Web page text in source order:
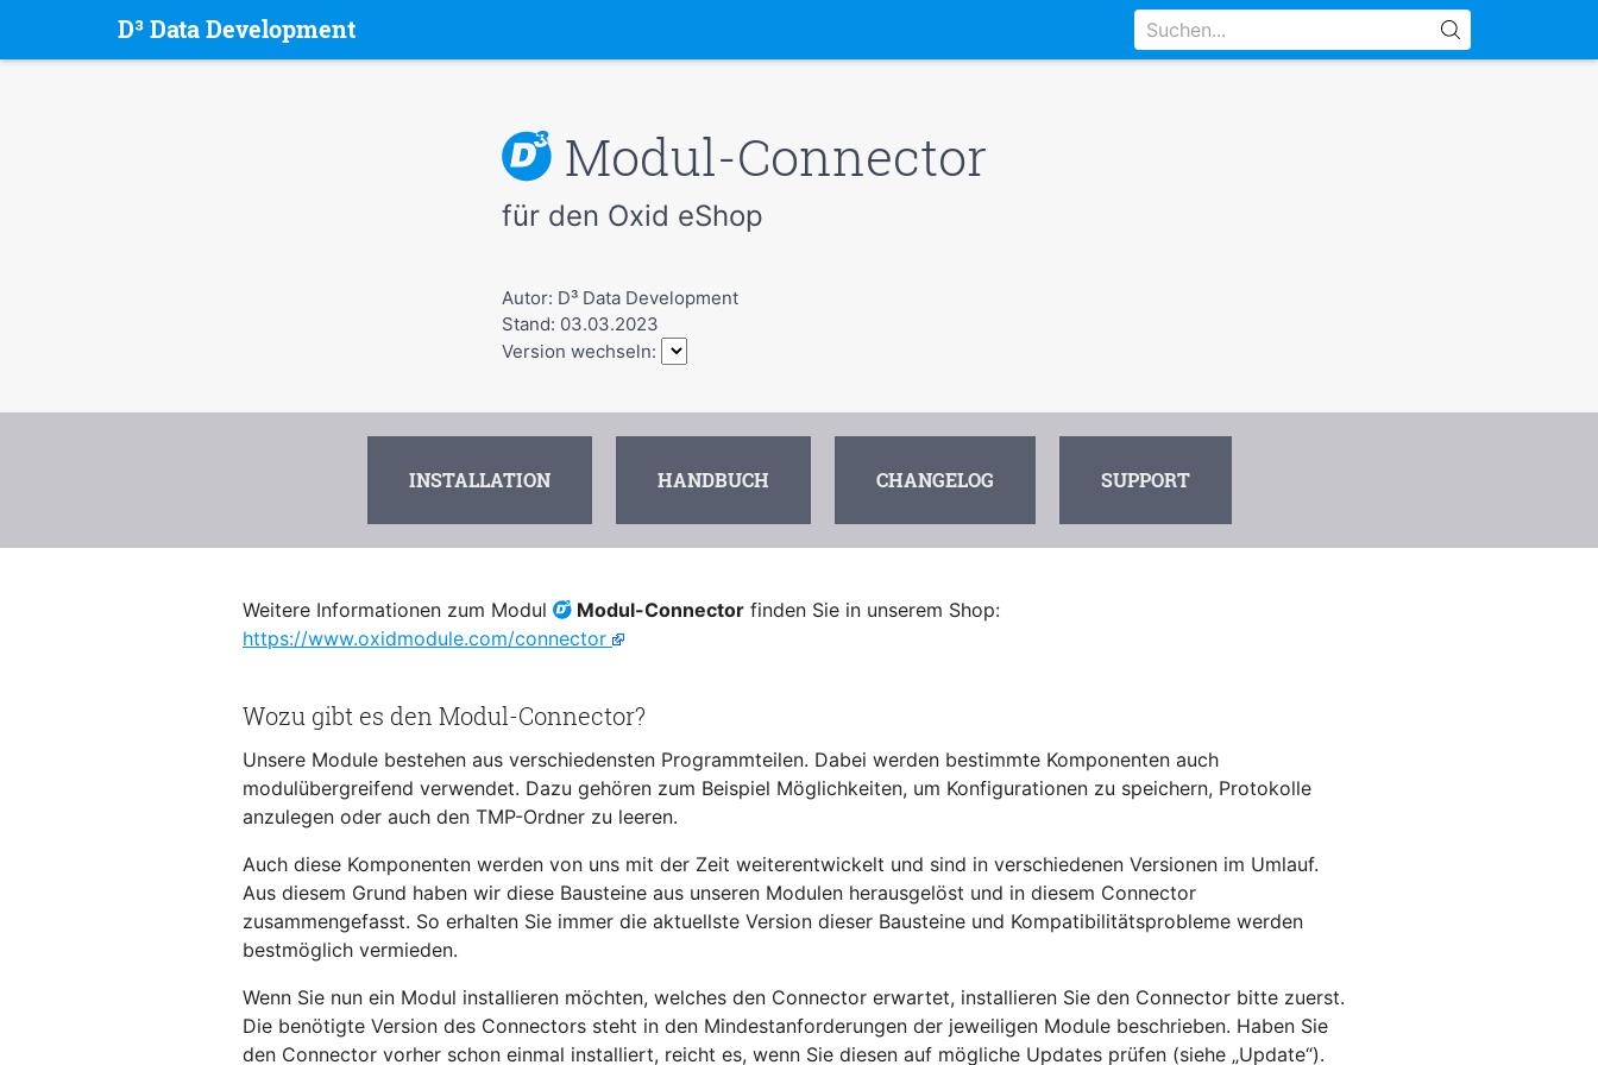
D³ Data Development
Modul-Connector
für den Oxid eShop
Autor: D³ Data Development
Stand: 03.03.2023
Version wechseln:
INSTALLATION HANDBUCH CHANGELOG SUPPORT
Weitere Informationen zum Modul Modul-Connector finden Sie in unserem Shop:
https://www.oxidmodule.com/connector
Wozu gibt es den Modul-Connector?
Unsere Module bestehen aus verschiedensten Programmteilen. Dabei werden bestimmte Komponenten auch
modulübergreifend verwendet. Dazu gehören zum Beispiel Möglichkeiten, um Konfigurationen zu speichern, Protokolle
anzulegen oder auch den TMP-Ordner zu leeren.
Auch diese Komponenten werden von uns mit der Zeit weiterentwickelt und sind in verschiedenen Versionen im Umlauf.
Aus diesem Grund haben wir diese Bausteine aus unseren Modulen herausgelöst und in diesem Connector
zusammengefasst. So erhalten Sie immer die aktuellste Version dieser Bausteine und Kompatibilitätsprobleme werden
bestmöglich vermieden.
Wenn Sie nun ein Modul installieren möchten, welches den Connector erwartet, installieren Sie den Connector bitte zuerst.
Die benötigte Version des Connectors steht in den Mindestanforderungen der jeweiligen Module beschrieben. Haben Sie
den Connector vorher schon einmal installiert, reicht es, wenn Sie diesen auf mögliche Updates prüfen (siehe „Update“).